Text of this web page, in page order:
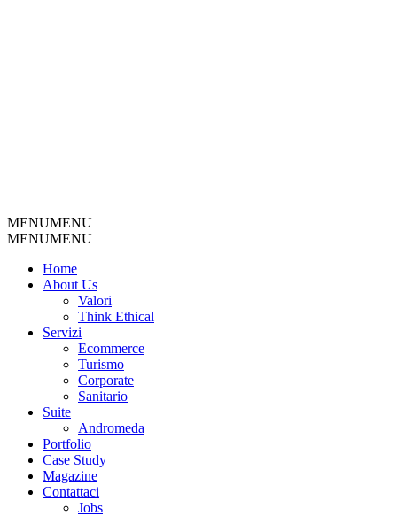
MENUMENU
MENUMENU
Home
About Us
Valori
Think Ethical
Servizi
Ecommerce
Turismo
Corporate
Sanitario
Suite
Andromeda
Portfolio
Case Study
Magazine
Contattaci
Jobs